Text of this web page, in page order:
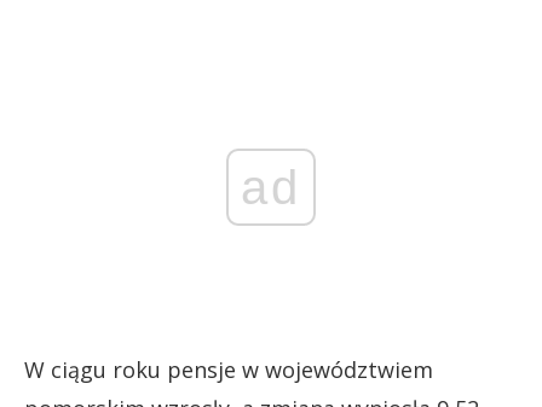
ad
W ciągu roku pensje w województwiem